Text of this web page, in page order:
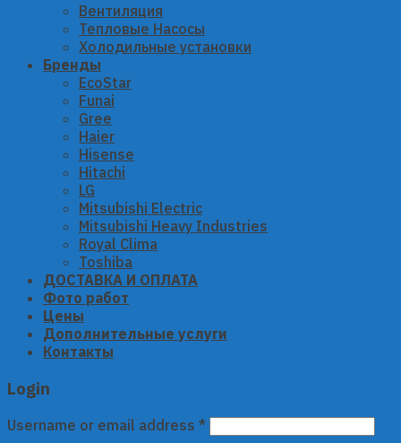
Вентиляция
Тепловые Насосы
Холодильные установки
Бренды
EcoStar
Funai
Gree
Haier
Hisense
Hitachi
LG
Mitsubishi Electric
Mitsubishi Heavy Industries
Royal Clima
Toshiba
ДОСТАВКА И ОПЛАТА
Фото работ
Цены
Дополнительные услуги
Контакты
Login
Username or email address *